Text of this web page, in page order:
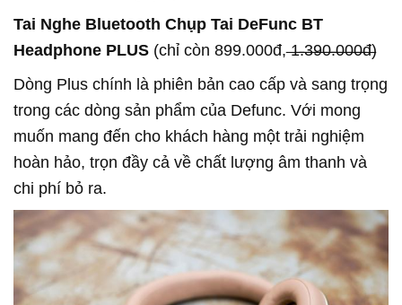
Tai Nghe Bluetooth Chụp Tai DeFunc BT
Headphone PLUS (chỉ còn 899.000đ, ̶1̶̶.̶̶3̶̶9̶̶0̶̶.̶̶0̶̶0̶̶0̶̶đ̶)
Dòng Plus chính là phiên bản cao cấp và sang trọng
trong các dòng sản phẩm của Defunc. Với mong
muốn mang đến cho khách hàng một trải nghiệm
hoàn hảo, trọn đầy cả về chất lượng âm thanh và
chi phí bỏ ra.